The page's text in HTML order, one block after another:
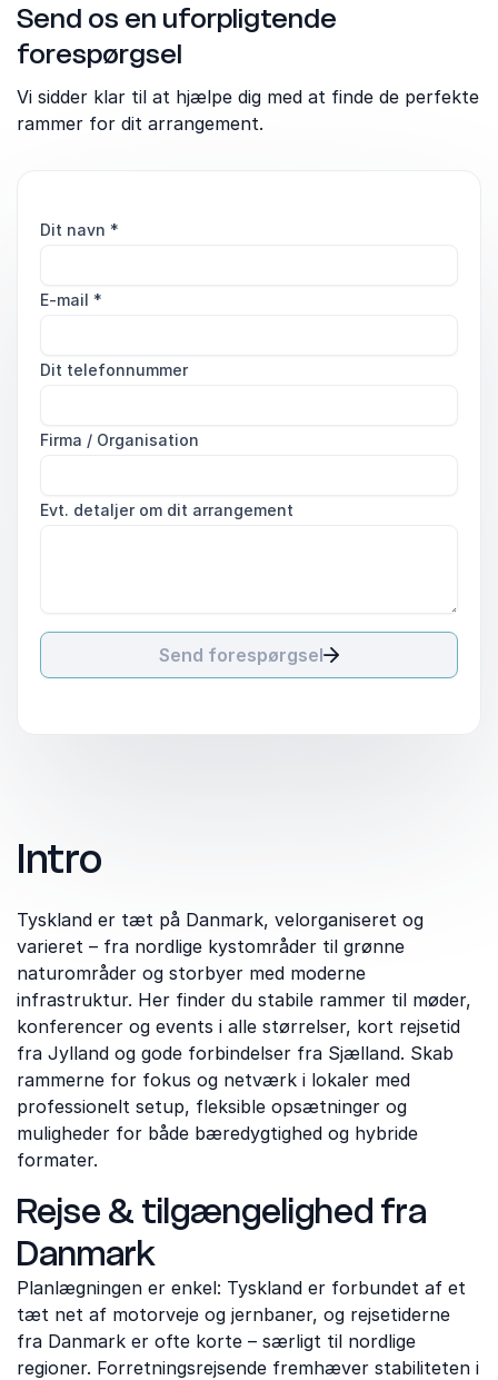
Send os en uforpligtende
forespørgsel
Vi sidder klar til at hjælpe dig med at finde de perfekte
rammer for dit arrangement.
Dit navn *
E-mail *
Dit telefonnummer
Firma / Organisation
Evt. detaljer om dit arrangement
Send forespørgsel
Intro
Tyskland er tæt på Danmark, velorganiseret og
varieret – fra nordlige kystområder til grønne
naturområder og storbyer med moderne
infrastruktur. Her finder du stabile rammer til møder,
konferencer og events i alle størrelser, kort rejsetid
fra Jylland og gode forbindelser fra Sjælland. Skab
rammerne for fokus og netværk i lokaler med
professionelt setup, fleksible opsætninger og
muligheder for både bæredygtighed og hybride
formater.
Rejse & tilgængelighed fra
Danmark
Planlægningen er enkel: Tyskland er forbundet af et
tæt net af motorveje og jernbaner, og rejsetiderne
fra Danmark er ofte korte – særligt til nordlige
regioner. Forretningsrejsende fremhæver stabiliteten i